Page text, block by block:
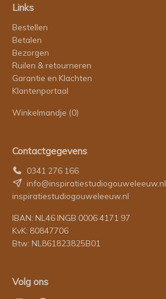
Links
Bestellen
Betalen
Bezorgen
Ruilen & retourneren
Garantie en Klachten
Klantenportaal
Winkelmandje (0)
Contactgegevens
0341 276 166
info@inspiratiestudiogouweleeuw.nl
inspiratiestudiogouweleeuw.nl
IBAN: NL46 INGB 0006 4171 97
KvK: 80847706
Btw: NL861823825B01
Volg ons